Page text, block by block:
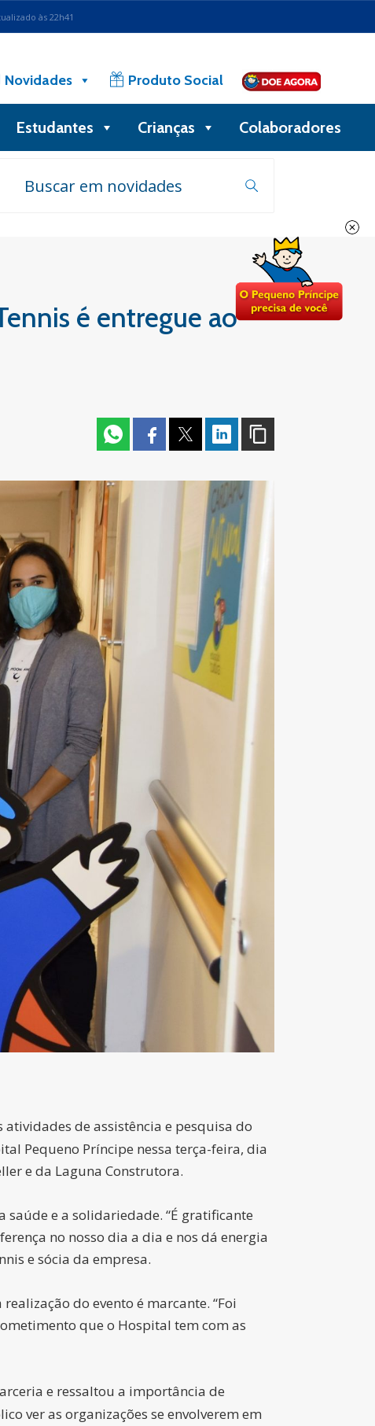
às 22h41
Novidades Produto Social
Estudantes Crianças Colaboradores
é entregue ao
atividades de assistência e pesquisa do
Pequeno Príncipe nessa terça-feira, dia
e da Laguna Construtora.
e a solidariedade. “É gratificante
no nosso dia a dia e nos dá energia
e sócia da empresa.
do evento é marcante. “Foi
que o Hospital tem com as
e ressaltou a importância de
ver as organizações se envolverem em